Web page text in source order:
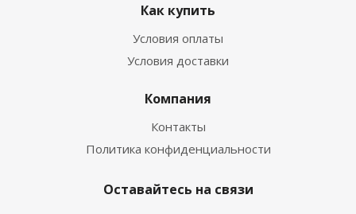
Как купить
Условия оплаты
Условия доставки
Компания
Контакты
Политика конфиденциальности
Оставайтесь на связи